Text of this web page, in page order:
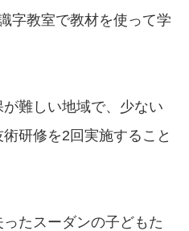
字教室で教材を使って学
難しい地域で、少ない
研修を2回実施すること
たスーダンの子どもた